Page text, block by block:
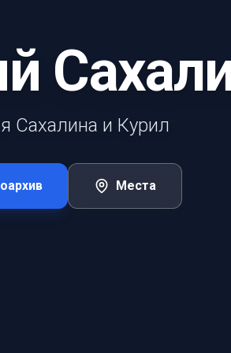
Сахалина и Курил
Места